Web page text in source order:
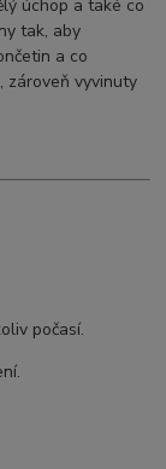
úchop a také co
tak, aby
a co
zároveň vyvinuty
počasí.